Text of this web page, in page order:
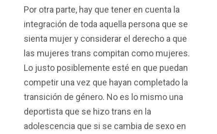
Por otra parte, hay que tener en cuenta la
integración de toda aquella persona que se
sienta mujer y considerar el derecho a que
las mujeres trans compitan como mujeres.
Lo justo posiblemente esté en que puedan
competir una vez que hayan completado la
transición de género. No es lo mismo una
deportista que se hizo trans en la
adolescencia que si se cambia de sexo en